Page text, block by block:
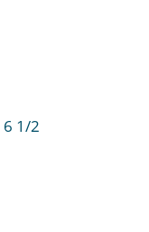
1/2